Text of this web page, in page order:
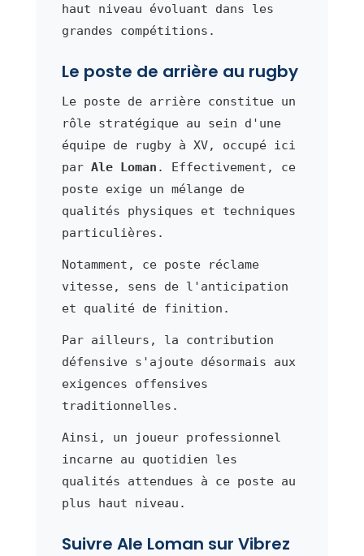
haut niveau évoluant dans les
grandes compétitions.
Le poste de arrière au rugby
Le poste de arrière constitue un
rôle stratégique au sein d'une
équipe de rugby à XV, occupé ici
par Ale Loman . Effectivement, ce
poste exige un mélange de
qualités physiques et techniques
particulières.
Notamment, ce poste réclame
vitesse, sens de l'anticipation
et qualité de finition.
Par ailleurs, la contribution
défensive s'ajoute désormais aux
exigences offensives
traditionnelles.
Ainsi, un joueur professionnel
incarne au quotidien les
qualités attendues à ce poste au
plus haut niveau.
Suivre Ale Loman sur Vibrez